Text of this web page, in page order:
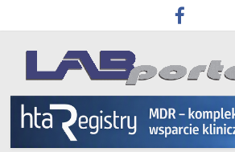
to
content
Labportal
Laboratoria